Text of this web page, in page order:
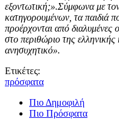
εξοντωτική;».Σύμφωνα με
κατηγορουμένων, τα παιδιά
προέρχονται από διαλυμένες
στο περιθώριο της
ανησυχητικό».
Ετικέτες:
πρόσφατα
Πιο Δημοφιλή
Πιο Πρόσφατα